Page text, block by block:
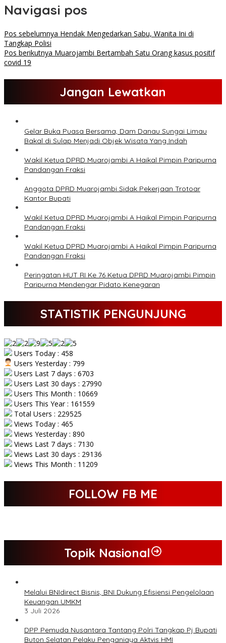
Navigasi pos
Pos sebelumnya Hendak Mengedarkan Sabu, Wanita Ini di
Tangkap Polisi
Pos berikutnya Muarojambi Bertambah Satu Orang kasus positif
covid 19
Jangan Lewatkan
Gelar Buka Puasa Bersama, Dam Danau Sungai Limau
Bakal di Sulap Menjadi Objek Wisata Yang Indah
Wakil Ketua DPRD Muarojambi A Haikal Pimpin Paripurna
Pandangan Fraksi
Anggota DPRD Muarojambi Sidak Pekerjaan Trotoar
Kantor Bupati
Wakil Ketua DPRD Muarojambi A Haikal Pimpin Paripurna
Pandangan Fraksi
Wakil Ketua DPRD Muarojambi A Haikal Pimpin Paripurna
Pandangan Fraksi
Peringatan HUT RI Ke 76 Ketua DPRD Muarojambi Pimpin
Paripurna Mendengar Pidato Kenegaran
STATISTIK PENGUNJUNG
Users Today : 458
Users Yesterday : 799
Users Last 7 days : 6703
Users Last 30 days : 27990
Users This Month : 10669
Users This Year : 161559
Total Users : 229525
Views Today : 465
Views Yesterday : 890
Views Last 7 days : 7130
Views Last 30 days : 29136
Views This Month : 11209
FOLLOW FB ME
Topik Nasional
Melalui BNIdirect Bisnis, BNI Dukung Efisiensi Pengelolaan
Keuangan UMKM
3 Juli 2026
DPP Pemuda Nusantara Tantang Polri Tangkap Pj Bupati
Buton Selatan Pelaku Penganiaya Aktvis HMI